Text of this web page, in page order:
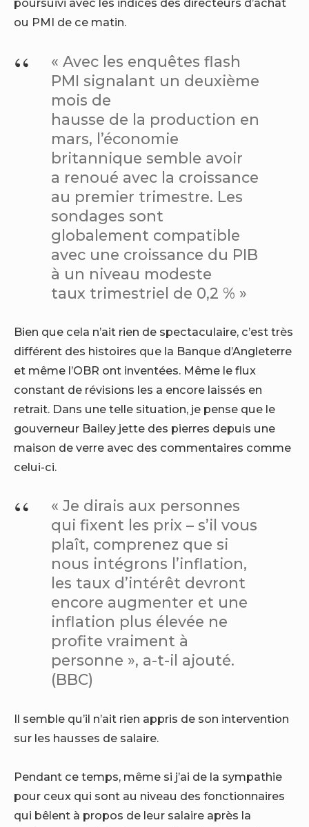
poursuivi avec les indices des directeurs d’achat
ou PMI de ce matin.
« Avec les enquêtes flash
PMI signalant un deuxième
mois de
hausse de la production en
mars, l’économie
britannique semble avoir
a renoué avec la croissance
au premier trimestre. Les
sondages sont
globalement compatible
avec une croissance du PIB
à un niveau modeste
taux trimestriel de 0,2 % »
Bien que cela n’ait rien de spectaculaire, c’est très
différent des histoires que la Banque d’Angleterre
et même l’OBR ont inventées. Même le flux
constant de révisions les a encore laissés en
retrait. Dans une telle situation, je pense que le
gouverneur Bailey jette des pierres depuis une
maison de verre avec des commentaires comme
celui-ci.
« Je dirais aux personnes
qui fixent les prix – s’il vous
plaît, comprenez que si
nous intégrons l’inflation,
les taux d’intérêt devront
encore augmenter et une
inflation plus élevée ne
profite vraiment à
personne », a-t-il ajouté.
(BBC)
Il semble qu’il n’ait rien appris de son intervention
sur les hausses de salaire.
Pendant ce temps, même si j’ai de la sympathie
pour ceux qui sont au niveau des fonctionnaires
qui bêlent à propos de leur salaire après la